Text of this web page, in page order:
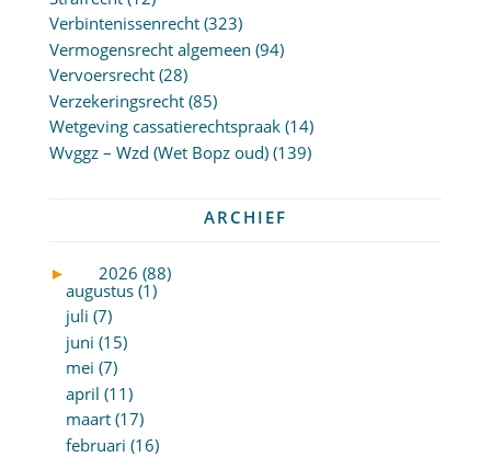
Verbintenissenrecht(323)
Vermogensrecht algemeen (94)
Vervoersrecht(28)
Verzekeringsrecht(85)
Wetgeving cassatierechtspraak(14)
Wvggz – Wzd (Wet Bopz oud)(139)
ARCHIEF
►
2026 (88)
augustus (1)
juli (7)
juni (15)
mei (7)
april (11)
maart (17)
februari (16)